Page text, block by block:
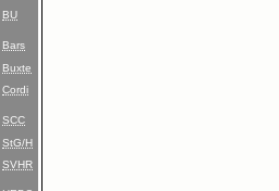
BU
Bars
Buxte
Cordi
SCC
StG/H
SVHR